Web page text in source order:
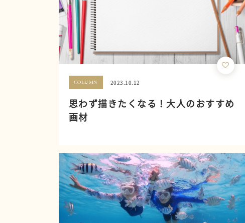
COLUMN 2023.10.12
思わず描きたくなる！大人のおすすめ
画材